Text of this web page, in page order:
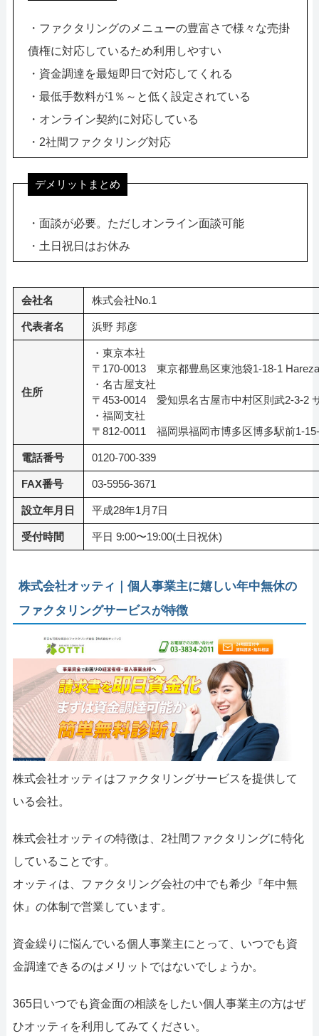
・ファクタリングのメニューの豊富さで様々な売掛
債権に対応しているため利用しやすい
・資金調達を最短即日で対応してくれる
・最低手数料が1％～と低く設定されている
・オンライン契約に対応している
・2社間ファクタリング対応
デメリットまとめ
・面談が必要。ただしオンライン面談可能
・土日祝日はお休み
会社名 株式会社No.1
代表者名 浜野 邦彦
住所
・東京本社
〒170-0013 東京都豊島区東池袋1-18-1
・名古屋支社
〒453-0014 愛知県名古屋市中村区則武2-3-2
・福岡支社
〒812-0011 福岡県福岡市博多区博多駅前1-
電話番号 0120-700-339
FAX番号 03-5956-3671
設立年月日 平成28年1月7日
受付時間 平日 9:00〜19:00(土日祝休)
株式会社オッティ｜個人事業主に嬉しい年中無休の
ファクタリングサービスが特徴
株式会社オッティはファクタリングサービスを提供して
いる会社。
株式会社オッティの特徴は、2社間ファクタリングに特化
していることです。
オッティは、ファクタリング会社の中でも希少『年中無
休』の体制で営業しています。
資金繰りに悩んでいる個人事業主にとって、いつでも資
金調達できるのはメリットではないでしょうか。
365日いつでも資金面の相談をしたい個人事業主の方はぜ
ひオッティを利用してみてください。